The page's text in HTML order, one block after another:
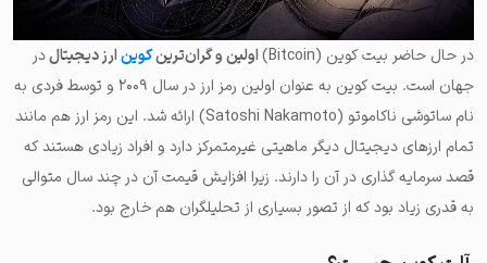
در حال حاضر بیت کوین (Bitcoin) اولین و گران‌ترینکوینارز دیجیتالدر
جهان است. بیت کوین به عنوان اولین رمز ارز در سال ۲۰۰۹ و توسط فردی به
نام ساتوشی ناکاموتو (Satoshi Nakamoto) ارائه شد. این رمز ارز هم مانند
تمام ارزهای دیجیتال دیگر ماهیتی غیرمتمرکز دارد و افراد زیادی هستند که
قصد سرمایه گذاری در آن را دارند. زیرا افزایش قیمت آن در چند سال متوالی
به قدری زیاد بود که از تصور بسیاری از تحلیلگران هم خارج بود.